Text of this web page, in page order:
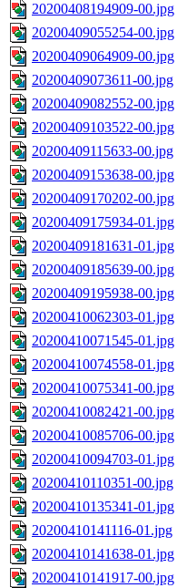
20200408194909-00.jpg
20200409055254-00.jpg
20200409064909-00.jpg
20200409073611-00.jpg
20200409082552-00.jpg
20200409103522-00.jpg
20200409115633-00.jpg
20200409153638-00.jpg
20200409170202-00.jpg
20200409175934-01.jpg
20200409181631-01.jpg
20200409185639-00.jpg
20200409195938-00.jpg
20200410062303-01.jpg
20200410071545-01.jpg
20200410074558-01.jpg
20200410075341-00.jpg
20200410082421-00.jpg
20200410085706-00.jpg
20200410094703-01.jpg
20200410110351-00.jpg
20200410135341-01.jpg
20200410141116-01.jpg
20200410141638-01.jpg
20200410141917-00.jpg